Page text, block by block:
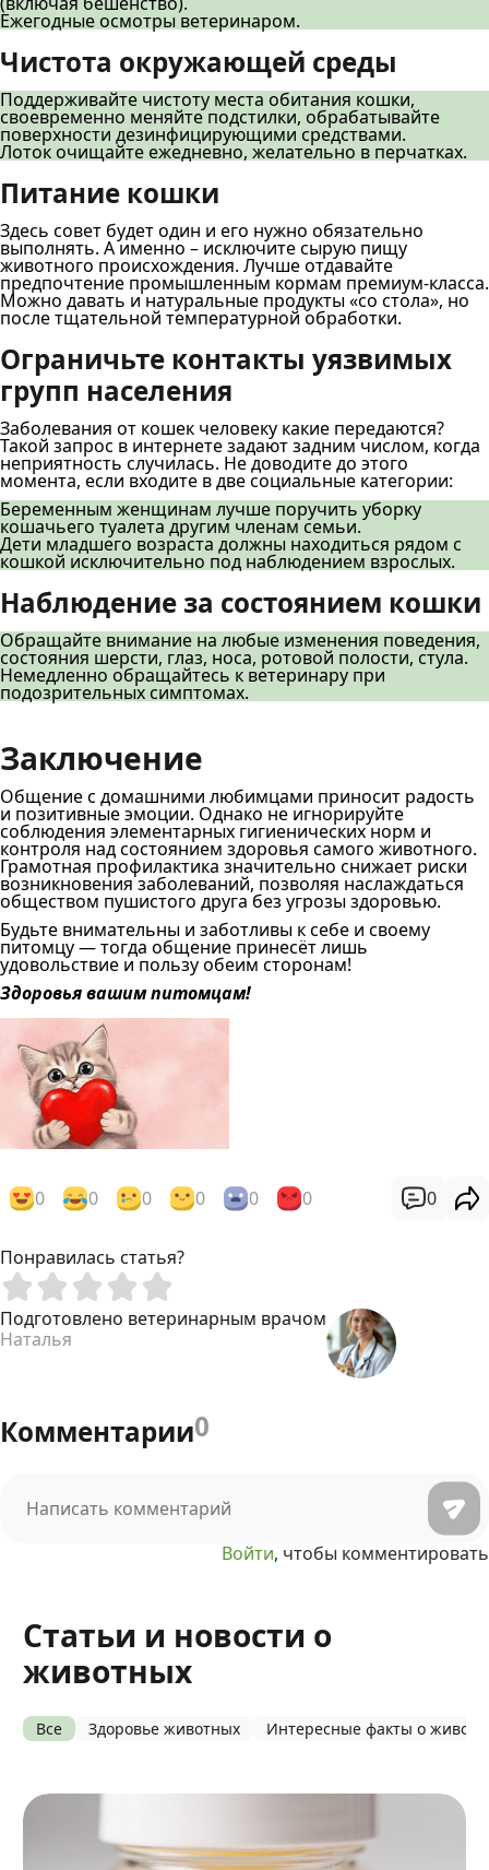
Ежегодные осмотры ветеринаром.
Чистота окружающей среды
Поддерживайте чистоту места обитания кошки,
своевременно меняйте подстилки, обрабатывайте
поверхности дезинфицирующими средствами.
Лоток очищайте ежедневно, желательно в перчатках.
Питание кошки
Здесь совет будет один и его нужно обязательно
выполнять. А именно – исключите сырую пищу
животного происхождения. Лучше отдавайте
предпочтение промышленным кормам премиум-класса.
Можно давать и натуральные продукты «со стола», но
после тщательной температурной обработки.
Ограничьте контакты уязвимых
групп населения
Заболевания от кошек человеку какие передаются?
Такой запрос в интернете задают задним числом, когда
неприятность случилась. Не доводите до этого
момента, если входите в две социальные категории:
Беременным женщинам лучше поручить уборку
кошачьего туалета другим членам семьи.
Дети младшего возраста должны находиться рядом с
кошкой исключительно под наблюдением взрослых.
Наблюдение за состоянием кошки
Обращайте внимание на любые изменения поведения,
состояния шерсти, глаз, носа, ротовой полости, стула.
Немедленно обращайтесь к ветеринару при
подозрительных симптомах.
Заключение
Общение с домашними любимцами приносит радость
и позитивные эмоции. Однако не игнорируйте
соблюдения элементарных гигиенических норм и
контроля над состоянием здоровья самого животного.
Грамотная профилактика значительно снижает риски
возникновения заболеваний, позволяя наслаждаться
обществом пушистого друга без угрозы здоровью.
Будьте внимательны и заботливы к себе и своему
питомцу — тогда общение принесёт лишь
удовольствие и пользу обеим сторонам!
Здоровья вашим питомцам!
0 0 0 0 0 0 0
Понравилась статья?
Подготовлено ветеринарным врачом
Наталья
Комментарии0
Войти, чтобы комментировать
Статьи и новости о
животных
Все Здоровье животных Интересные факты о